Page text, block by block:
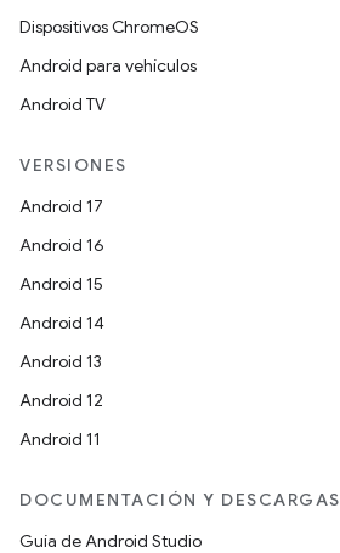
Dispositivos ChromeOS
Android para vehículos
Android TV
VERSIONES
Android 17
Android 16
Android 15
Android 14
Android 13
Android 12
Android 11
DOCUMENTACIÓN Y DESCARGAS
Guía de Android Studio